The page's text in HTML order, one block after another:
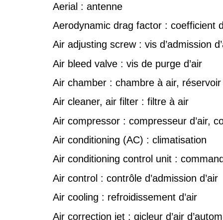
Aerial : antenne
Aerodynamic drag factor : coefficient
Air adjusting screw : vis d’admission
Air bleed valve : vis de purge d’air
Air chamber : chambre à air, réservoir
Air cleaner, air filter : filtre à air
Air compressor : compresseur d’air,
Air conditioning (AC) : climatisation
Air conditioning control unit :
Air control : contrôle d’admission d’air
Air cooling : refroidissement d’air
Air correction jet : gicleur d’air